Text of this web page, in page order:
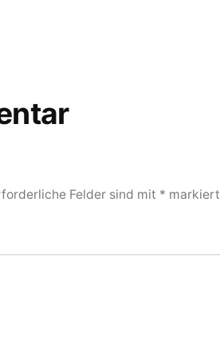
Felder sind mit * markiert